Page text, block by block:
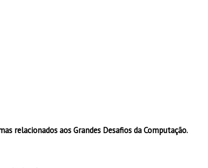
relacionados aos Grandes Desafios da Computação.